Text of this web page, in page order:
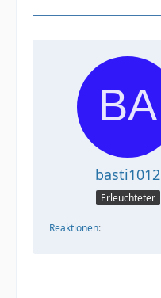
basti1012
Erleuchteter
Reaktionen